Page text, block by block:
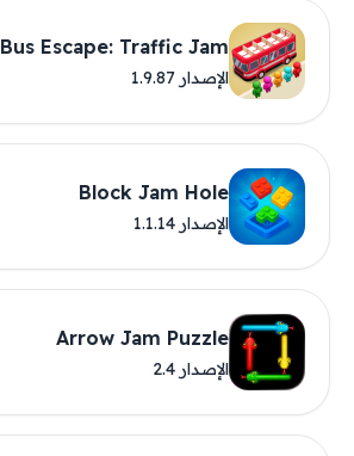
Bus Escape: Traffic Jam
الإصدار 1.9.87
Block Jam Hole
الإصدار 1.1.14
Arrow Jam Puzzle
الإصدار 2.4